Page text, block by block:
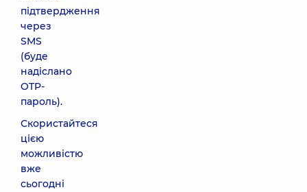
підтвердження
через
SMS
(буде
надіслано
OTP-
пароль).
Скористайтеся
цією
можливістю
вже
сьогодні